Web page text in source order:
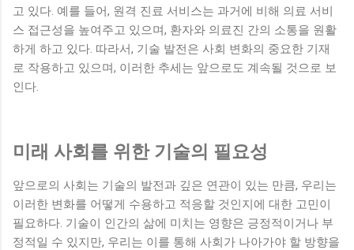
고 있다. 예를 들어, 원격 진료 서비스는 과거에 비해 의료 서비
스 접근성을 높여주고 있으며, 환자와 의료진 간의 소통을 원활
하게 하고 있다. 따라서, 기술 발전은 사회 변화의 중요한 기재
로 작용하고 있으며, 이러한 추세는 앞으로도 계속될 것으로 보
인다.
미래 사회를 위한 기술의 필요성
앞으로의 사회는 기술의 발전과 깊은 연관이 있는 만큼, 우리는
이러한 변화를 어떻게 수용하고 적응할 것인지에 대한 고민이
필요하다. 기술이 인간의 삶에 미치는 영향은 긍정적이거나 부
정적일 수 있지만, 우리는 이를 통해 사회가 나아가야 할 방향을